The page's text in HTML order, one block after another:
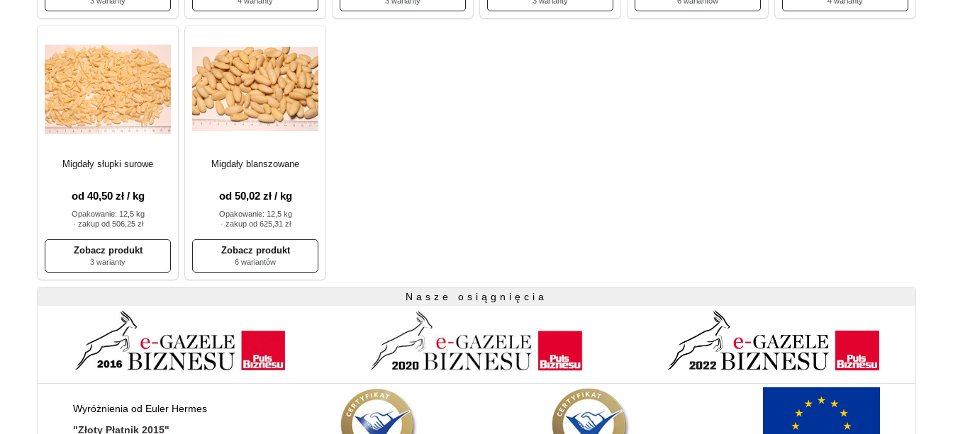
Migdały słupki surowe
od 40,50 zł / kg
Opakowanie: 12,5 kg
· zakup od 506,25 zł
3 warianty
Migdały blanszowane
od 50,02 zł / kg
Opakowanie: 12,5 kg
· zakup od 625,31 zł
6 wariantów
Nasze osiągnięcia
Wyróżnienia od Euler Hermes
"Złoty Płatnik 2015"